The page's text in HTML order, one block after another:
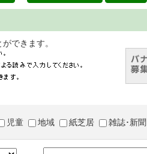
することができます。
児童 地域 紙芝居 雑誌･新聞